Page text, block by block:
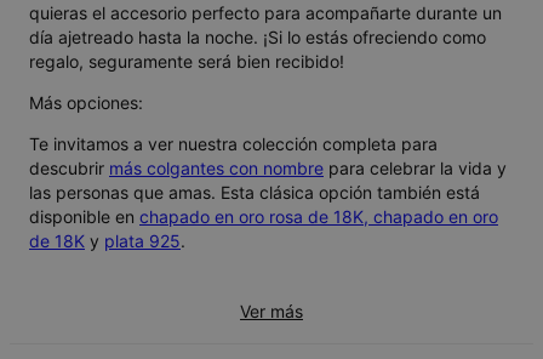
Ver más
quieras el accesorio perfecto para acompañarte durante un
día ajetreado hasta la noche. ¡Si lo estás ofreciendo como
regalo, seguramente será bien recibido!
Más opciones:
Te invitamos a ver nuestra colección completa para
descubrir más colgantes con nombre para celebrar la vida y
las personas que amas. Esta clásica opción también está
disponible en chapado en oro rosa de 18K, chapado en oro
de 18K y plata 925.